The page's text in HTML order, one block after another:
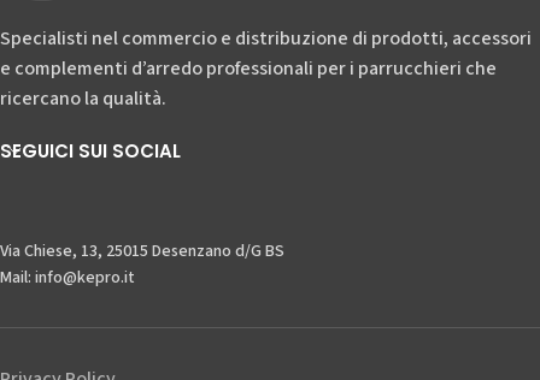
Specialisti nel commercio e distribuzione di prodotti, accessori
e complementi d’arredo professionali per i parrucchieri che
ricercano la qualità.
SEGUICI SUI SOCIAL
Via Chiese, 13, 25015 Desenzano d/G BS
Mail: info@kepro.it